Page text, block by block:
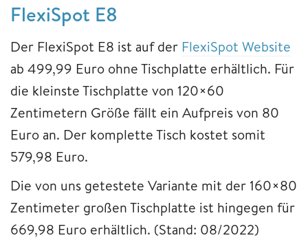
FlexiSpot E8
Der FlexiSpot E8 ist auf der FlexiSpot Website
ab 499,99 Euro ohne Tischplatte erhältlich. Für
die kleinste Tischplatte von 120×60
Zentimetern Größe fällt ein Aufpreis von 80
Euro an. Der komplette Tisch kostet somit
579,98 Euro.
Die von uns getestete Variante mit der 160×80
Zentimeter großen Tischplatte ist hingegen für
669,98 Euro erhältlich. (Stand: 08/2022)